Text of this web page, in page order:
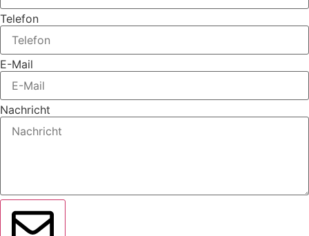
Telefon
E-Mail
Nachricht